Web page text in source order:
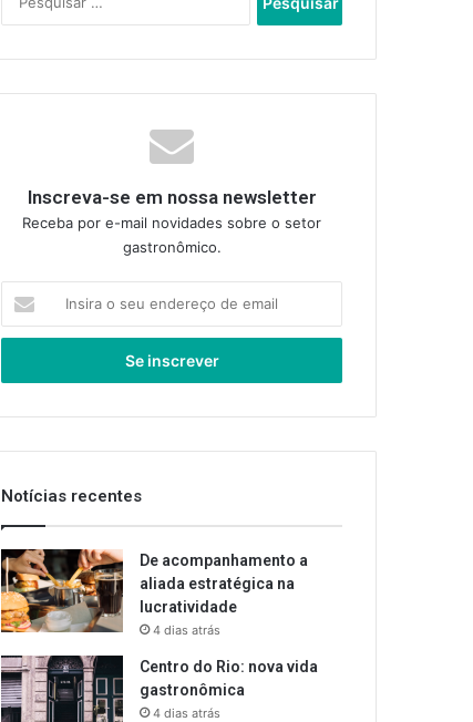
por:
Inscreva-se em nossa newsletter
Receba por e-mail novidades sobre o setor
gastronômico.
seu
de
Notícias recentes
De acompanhamento a
aliada estratégica na
lucratividade
4 dias atrás
Centro do Rio: nova vida
gastronômica
4 dias atrás